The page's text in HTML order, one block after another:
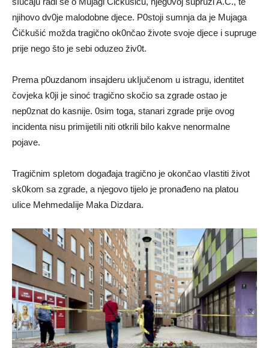
njihovo dv0je malodobne djece. P0stoji sumnja da je Mujaga
Čičkušić možda tragično ok0nčao živote svoje djece i supruge
prije nego što je sebi oduzeo živ0t.
Prema p0uzdanom insajderu ukIjučenom u istragu, identitet
čovjeka k0ji je sinoć tragično skočio sa zgrade ostao je
nep0znat do kasnije. 0sim toga, stanari zgrade prije ovog
incidenta nisu primijetiIi niti otkrili biIo kakve nenormaIne
pojave.
Tragičnim spIetom događaja tragično je okončao vIastiti život
sk0kom sa zgrade, a njegovo tijelo je pronađeno na platou
uIice MehmedaIije Maka Dizdara.